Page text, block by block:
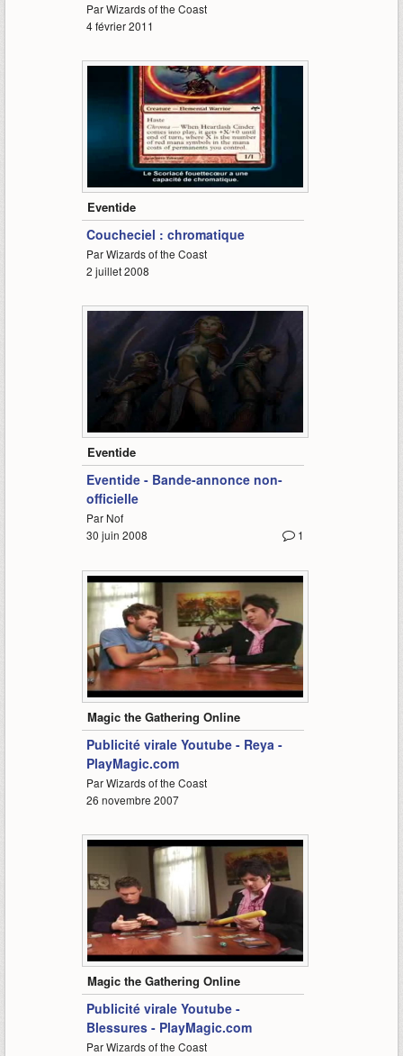
Par Wizards of the Coast
4 février 2011
Eventide
Coucheciel : chromatique
Par Wizards of the Coast
2 juillet 2008
Eventide
Eventide - Bande-annonce non-
officielle
Par Nof
1
30 juin 2008
1:04
Magic the Gathering Online
Publicité virale Youtube - Reya -
PlayMagic.com
Par Wizards of the Coast
26 novembre 2007
0:30
Magic the Gathering Online
Publicité virale Youtube -
Blessures - PlayMagic.com
Par Wizards of the Coast